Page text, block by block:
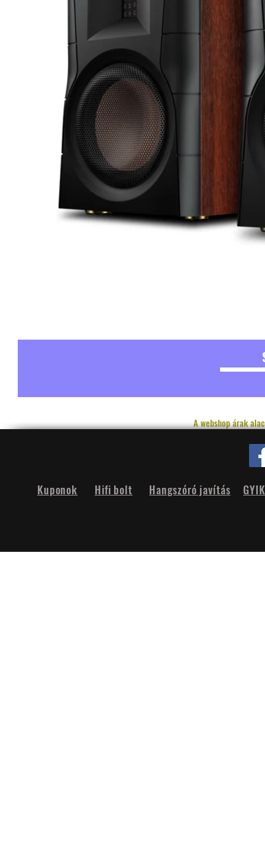
A webshop árak
Hifi bolt
Kuponok Hangszóró javítás GYIK